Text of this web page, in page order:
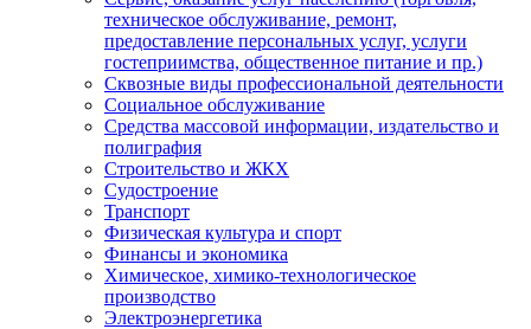
техническое обслуживание, ремонт,
предоставление персональных услуг, услуги
гостеприимства, общественное питание и пр.)
Сквозные виды профессиональной деятельности
Социальное обслуживание
Средства массовой информации, издательство и
полиграфия
Строительство и ЖКХ
Судостроение
Транспорт
Физическая культура и спорт
Финансы и экономика
Химическое, химико-технологическое
производство
Электроэнергетика